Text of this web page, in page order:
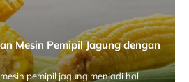
Mesin Pemipil Jagung dengan
pemipil jagung menjadi hal